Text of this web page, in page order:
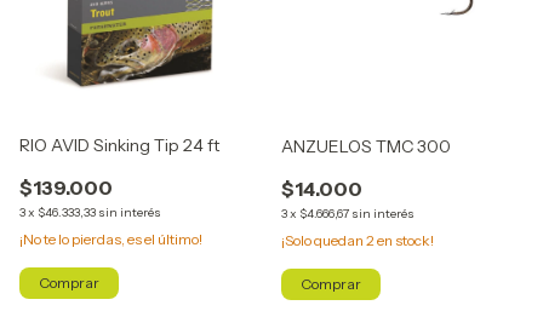
RIO AVID Sinking Tip 24 ft
$139.000
3x $46.333,33 sin interés
¡No te lo pierdas, es el último!
Comprar
ANZUELOS TMC 300
$14.000
3x $4.666,67 sin interés
¡Solo quedan 2 en stock!
Comprar